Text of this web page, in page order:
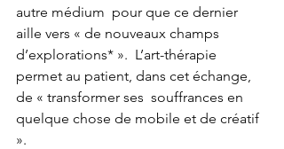
autre médium  pour que ce dernier
aille vers « de nouveaux champs
d’explorations* ».  L’art-thérapie
permet au patient, dans cet échange,
de « transformer ses  souffrances en
quelque chose de mobile et de créatif
».